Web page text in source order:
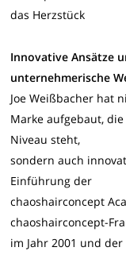
das Herzstück
Innovative Ansätze
unternehmerische
Joe Weißbacher hat
Marke aufgebaut,
Niveau steht,
sondern auch
Einführung der
chaoshairconcept
chaoshairconcept-
im Jahr 2001 und